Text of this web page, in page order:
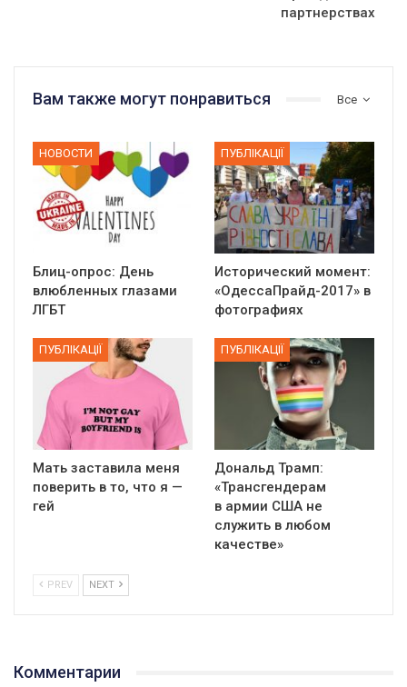
партнерствах
Все
Вам также могут понравиться
НОВОСТИ
Блиц-опрос: День
влюбленных глазами
ЛГБТ
ПУБЛІКАЦІЇ
Исторический момент:
«ОдессаПрайд-2017» в
фотографиях
ПУБЛІКАЦІЇ
Мать заставила меня
поверить в то, что я —
гей
ПУБЛІКАЦІЇ
Дональд Трамп:
«Трансгендерам
в армии США не
служить в любом
качестве»
PREV NEXT
Комментарии